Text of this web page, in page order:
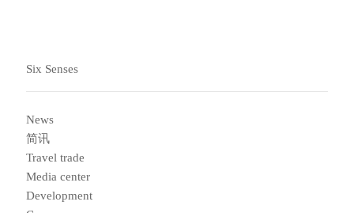
Six Senses
News
简讯
Travel trade
Media center
Development